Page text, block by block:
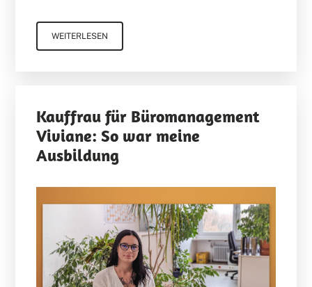
WEITERLESEN
Kauffrau für Büromanagement
Viviane: So war meine
Ausbildung